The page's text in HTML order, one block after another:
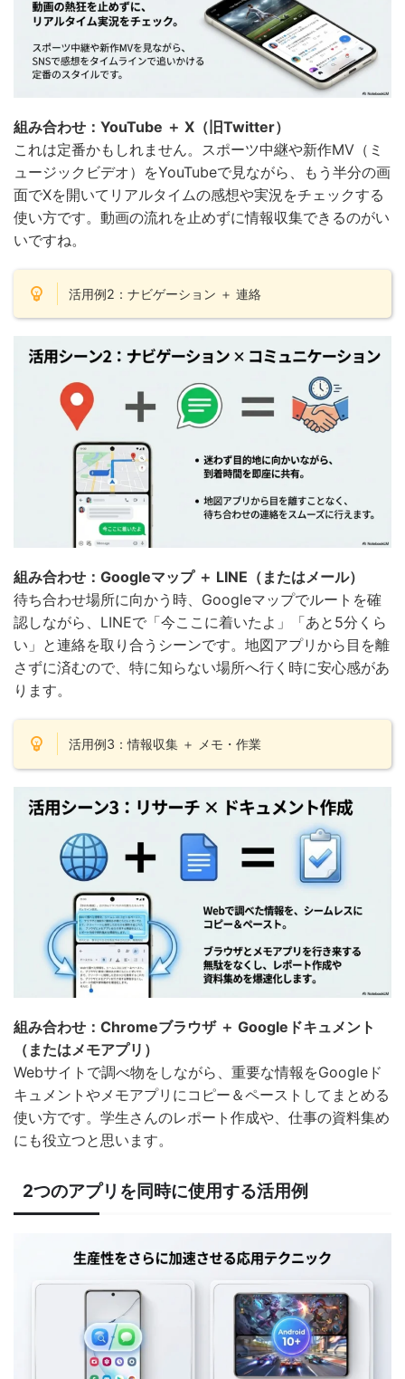
組み合わせ：YouTube ＋ X（旧Twitter）
これは定番かもしれません。スポーツ中継や新作MV（ミ
ュージックビデオ）をYouTubeで見ながら、もう半分の画
面でXを開いてリアルタイムの感想や実況をチェックする
使い方です。動画の流れを止めずに情報収集できるのがい
いですね。
活用例2：ナビゲーション ＋ 連絡
組み合わせ：Googleマップ ＋ LINE（またはメール）
待ち合わせ場所に向かう時、Googleマップでルートを確
認しながら、LINEで「今ここに着いたよ」「あと5分くら
い」と連絡を取り合うシーンです。地図アプリから目を離
さずに済むので、特に知らない場所へ行く時に安心感があ
ります。
活用例3：情報収集 ＋ メモ・作業
組み合わせ：Chromeブラウザ ＋ Googleドキュメント
（またはメモアプリ）
Webサイトで調べ物をしながら、重要な情報をGoogleド
キュメントやメモアプリにコピー＆ペーストしてまとめる
使い方です。学生さんのレポート作成や、仕事の資料集め
にも役立つと思います。
2つのアプリを同時に使用する活用例